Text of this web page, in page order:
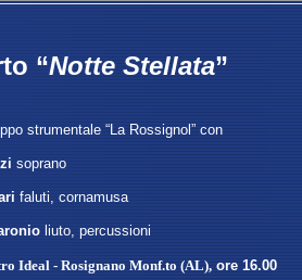
“Notte Stellata”
strumentale “La Rossignol” con
soprano
faluti, cornamusa
liuto, percussioni
Ideal - Rosignano Monf.to (AL), ore 16.00